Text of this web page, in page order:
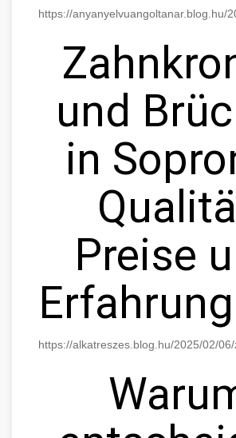
https://anyanyelvuangoltanar.blog.hu/
und
in
Preise
https://alkatreszes.blog.hu/2025/02/